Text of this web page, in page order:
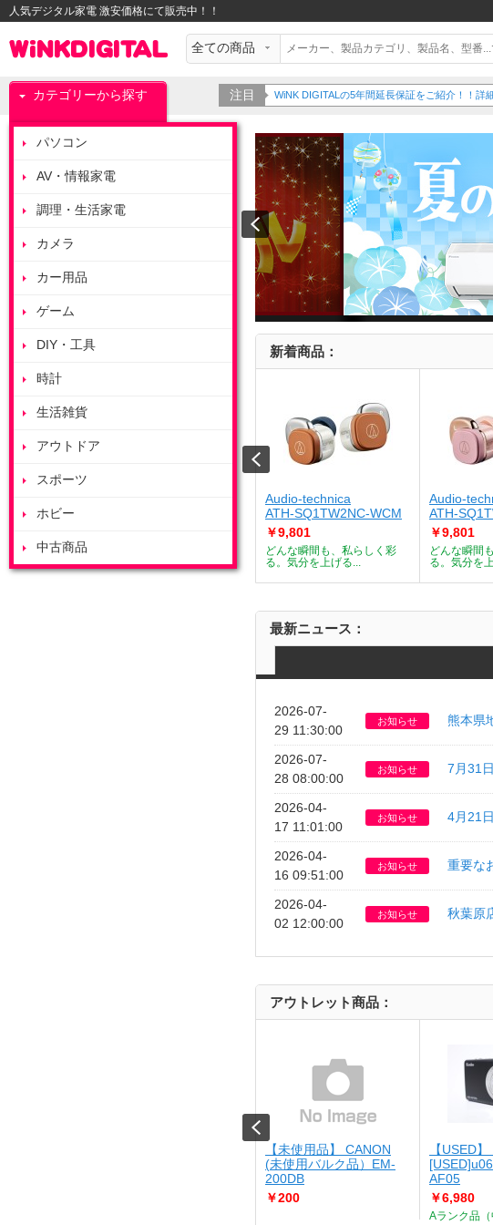
人気デジタル家電 激安価格にて販売中！！
カテゴリーから探す
パソコン
AV・情報家電
調理・生活家電
カメラ
カー用品
ゲーム
DIY・工具
時計
生活雑貨
アウトドア
スポーツ
ホビー
中古商品
注目 WiNK DIGITALの5年間延長保証をご紹介！！詳
新着商品：
ートメーカー
て調理すること...
Audio-technica
ATH-SQ1TW2NC-WCM
￥9,801
どんな瞬間も、私らしく彩
る。気分を上げる...
Audio-
ATH-
￥9,801
どんな瞬間
る。気分を上
最新ニュース：
2026-07-
29 11:30:00
お知らせ 熊本県
2026-07-
28 08:00:00
お知らせ 7月31
2026-04-
17 11:01:00
お知らせ 4月21
2026-04-
16 09:51:00
お知らせ 重要な
2026-04-
02 12:00:00
お知らせ 秋葉原
アウトレット商品：
【未使用品】 CANON
(未使用バルク品）EM-
200DB
￥200
【USED
AF05
￥6,980
Aランク品（